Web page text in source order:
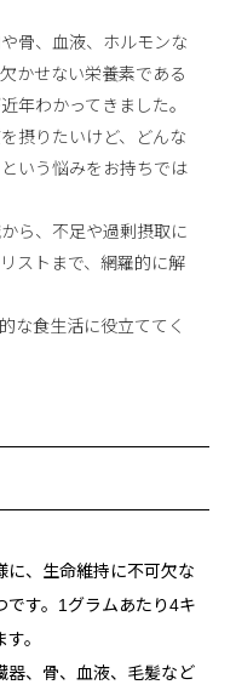
骨、血液、ホルモンな
かせない栄養素である
年わかってきました。
摂りたいけど、どんな
いう悩みをお持ちでは
ら、不足や過剰摂取に
ストまで、網羅的に解
な食生活に役立ててく
に、生命維持に不可欠な
です。1グラムあたり4キ
。
器、骨、血液、毛髪など